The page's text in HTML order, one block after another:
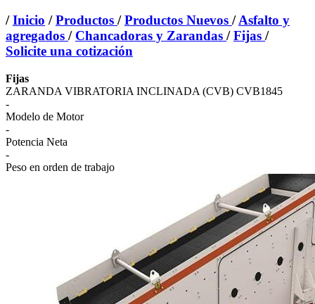
/Inicio /Productos /Productos Nuevos /Asfalto y
agregados / Chancadoras y Zarandas /Fijas /
Solicite una cotización
Fijas
ZARANDA VIBRATORIA INCLINADA (CVB) CVB1845
-
Modelo de Motor
-
Potencia Neta
-
Peso en orden de trabajo